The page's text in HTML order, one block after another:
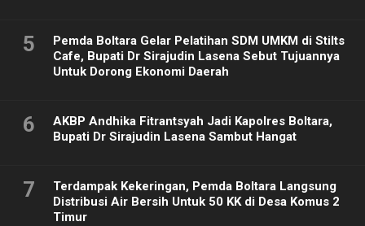
5
Pemda Boltara Gelar Pelatihan SDM UMKM di Stilts
Cafe, Bupati Dr Sirajudin Lasena Sebut Tujuannya
Untuk Dorong Ekonomi Daerah
6
AKBP Andhika Fitrantsyah Jadi Kapolres Boltara,
Bupati Dr Sirajudin Lasena Sambut Hangat
7
Terdampak Kekeringan, Pemda Boltara Langsung
Distribusi Air Bersih Untuk 50 KK di Desa Komus 2
Timur